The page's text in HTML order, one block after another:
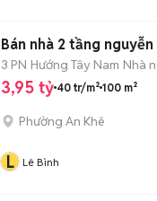
Bán nhà 2 tầng
3 PN Hướng Tây Nam Nhà
3,95 tỷ 40 tr/m² 100 m²
Phường An Khê
L Lê Bình